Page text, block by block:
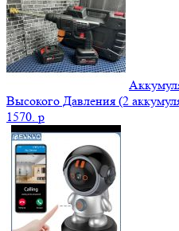
Высокого Давления (2
1570. p